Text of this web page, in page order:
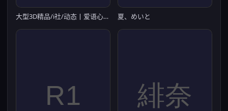
大型3D精品/i社/动态丨爱语心通 Aicomi アイコミ V1.0.8 精翻汉化去码版+VR版+全特典DLC+Mod+自由H解锁【20260203】 夏、めいと